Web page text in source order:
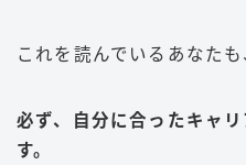
これを読んでいるあなた
必ず、自分に合ったキャ
す。